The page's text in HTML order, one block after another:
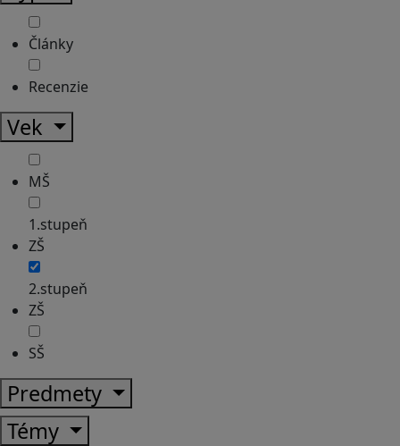
Články
Recenzie
Vek
MŠ
1.stupeň
ZŠ
2.stupeň
ZŠ
SŠ
Predmety
Témy